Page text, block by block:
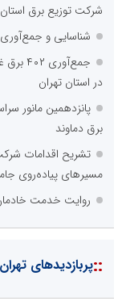
شرکت توزیع برق استان
شناسایی و جمع‌آوری 699 ماینر غیرمجاز در استان تهران
در استان تهران
پانزدهمین مانور
برق دماوند
تشریح اقدامات
مسیرهای پیاده‌روی
روایت خدمت
::پربازدیدهای تهران